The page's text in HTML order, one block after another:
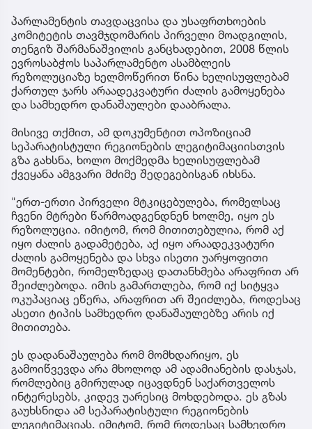
პარლამენტის თავდაცვისა და უსაფრთხოების
კომიტეტის თავმჯდომარის პირველი მოადგილის,
თენგიზ შარმანაშვილის განცხადებით, 2008 წლის
ევროსაბჭოს საპარლამენტო ასამბლეის
რეზოლუციაზე ხელმოწერით წინა ხელისუფლებამ
ქართულ ჯარს არაადეკვატური ძალის გამოყენება
და სამხედრო დანაშაულები დააბრალა.
მისივე თქმით, ამ დოკუმენტით ოპოზიციამ
სეპარატისტული რეგიონების ლეგიტიმაციისთვის
გზა გახსნა, ხოლო მოქმედმა ხელისუფლებამ
ქვეყანა ამგვარი მძიმე შედეგებისგან იხსნა.
"ერთ-ერთი პირველი მტკიცებულება, რომელსაც
ჩვენი მტრები წარმოადგენდნენ ხოლმე, იყო ეს
რეზოლუცია. იმიტომ, რომ მითითებულია, რომ აქ
იყო ძალის გადამეტება, აქ იყო არაადეკვატური
ძალის გამოყენება და სხვა ისეთი უარყოფითი
მომენტები, რომელზედაც დათანხმება არაფრით არ
შეიძლებოდა. იმის გამართლება, რომ იქ სიტყვა
ოკუპაციაც ეწერა, არაფრით არ შეიძლება, როდესაც
ასეთი ტიპის სამხედრო დანაშაულებზე არის იქ
მითითება.
ეს დადანაშაულება რომ მომხდარიყო, ეს
გამოიწვევდა არა მხოლოდ ამ ადამიანების დასჯას,
რომლებიც გმირულად იცავდნენ საქართველოს
ინტერესებს, კიდევ უარესიც მოხდებოდა. ეს გზას
გაუხსნიდა ამ სეპარატისტული რეგიონების
ლეგიტიმაციას. იმიტომ, რომ როდესაც სამხედრო